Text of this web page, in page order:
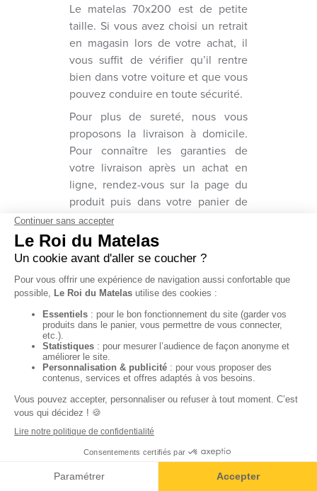
Le matelas 70x200 est de petite
taille. Si vous avez choisi un retrait
en magasin lors de votre achat, il
vous suffit de vérifier qu’il rentre
bien dans votre voiture et que vous
pouvez conduire en toute sécurité.
Pour plus de sureté, nous vous
proposons la livraison à domicile.
Pour connaître les garanties de
votre livraison après un achat en
ligne, rendez-vous sur la page du
produit puis dans votre panier de
commande.
RETROUVEZ
TOUTES LES
TAILLES DE
MATELAS
Matelas bébé
Matelas 70x190
Matelas 70x200
Matelas 90x190
Matelas 90x200
Matelas 140x200
Matelas 160x200